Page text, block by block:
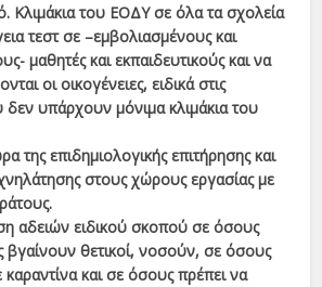
Κλιμάκια του ΕΟΔΥ σε όλα τα σχολεία
τεστ σε –εμβολιασμένους και
μαθητές και εκπαιδευτικούς και να
οι οικογένειες, ειδικά στις
δεν υπάρχουν μόνιμα κλιμάκια του
της επιδημιολογικής επιτήρησης και
στους χώρους εργασίας με
αδειών ειδικού σκοπού σε όσους
βγαίνουν θετικοί, νοσούν, σε όσους
καραντίνα και σε όσους πρέπει να